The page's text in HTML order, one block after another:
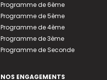
Programme de 6ème
Programme de 5ème
Programme de 4ème
Programme de 3ème
Programme de Seconde
NOS ENGAGEMENTS